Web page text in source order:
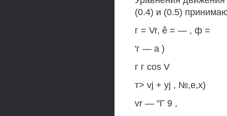
(0.4) и (0.5)
г = Vr, ê = — , ф =
'г — а )
г г cos V
т> vj + yj , №,е,х)
vr — "Г 9 ,